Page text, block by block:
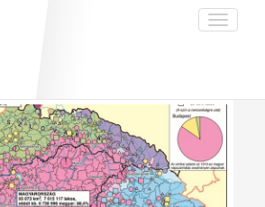
Toggle
Nemzetközi kontextus: iratok és
interpretációk
Az összeomlás és a magyar társadalom
A békerendszer megszilárdulása
A kutatócsoport működéséről
Munkatársaink
Hírek
Blog
Krónika
Galéria